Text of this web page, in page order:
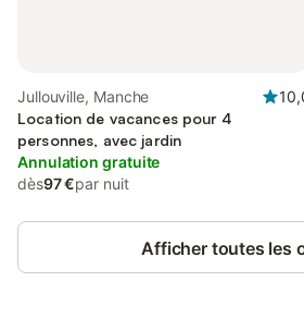
Jullouville, Manche
Location de vacances pour 4
personnes, avec jardin
Annulation gratuite
dès97 €par nuit
Afficher toutes les